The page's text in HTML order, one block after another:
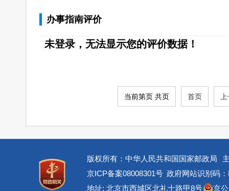
办事指南评价
未登录，无法显示您的评价数据！
当前第页 共页 首页
版权所有：中华人民共和国国家邮政局
京ICP备案08008301号 政府网站识别码
地址: 北京市西城区北礼士路甲8号
京